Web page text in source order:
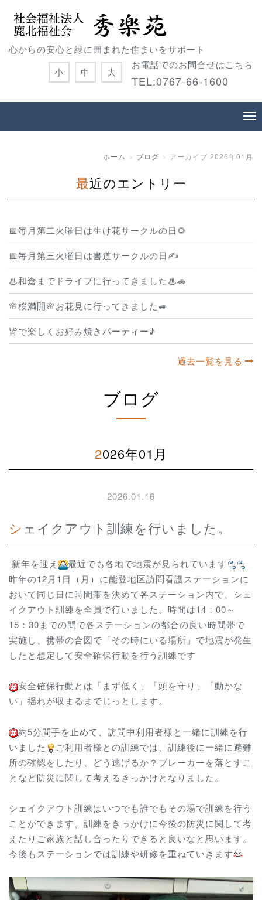
心からの安心と緑に囲まれた住まいをサポート
お電話でのお問合せはこちら
TEL:0767-66-1600
小 中 大
ホーム ブログ アーカイブ 2026年01月
最近のエントリー
📅毎月第二火曜日は生け花サークルの日🌻
📅毎月第三火曜日は書道サークルの日✍️
♨和倉までドライブに行ってきました♨🚗
🌸桜満開🌸お花見に行ってきました🚙
皆で楽しくお好み焼きパーティー♪
過去一覧を見る
ブログ
2026年01月
2026.01.16
シェイクアウト訓練を行いました。
新年を迎え
最近でも各地で地震が見られています
昨年の12月1日（月）に能登地区訪問看護ステーションに
おいて同じ日に時間帯を決めて各ステーション内で、シェ
イクアウト訓練を全員で行いました。時間は14：00～
15：30までの間で各ステーションの都合の良い時間帯で
実施し、携帯の合図で「その時にいる場所」で地震が発生
したと想定して安全確保行動を行う訓練です
安全確保行動とは「まず低く」「頭を守り」「動かな
い」揺れが収まるまでじっとします。
約5分間手を止めて、訪問中利用者様と一緒に訓練を行
いました
ご利用者様との訓練では、訓練後に一緒に避難
所の確認をしたり、どう逃げるか？ブレーカーを落とすこ
となど防災に関して考えるきっかけとなりました。
シェイクアウト訓練はいつでも誰でもその場で訓練を行う
ことができます。訓練をきっかけに今後の防災に関して考
えたりご家族と話し合ったりできると良いなと思います。
今後もステーションでは訓練や研修を重ねていきます